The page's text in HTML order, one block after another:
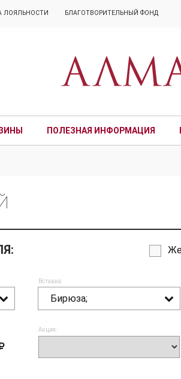
ЛОЯЛЬНОСТИ БЛАГОТВОРИТЕЛЬНЫЙ ФОНД
ПОЛЕЗНАЯ ИНФОРМАЦИЯ
Вставка:
Бирюза;
Акция: